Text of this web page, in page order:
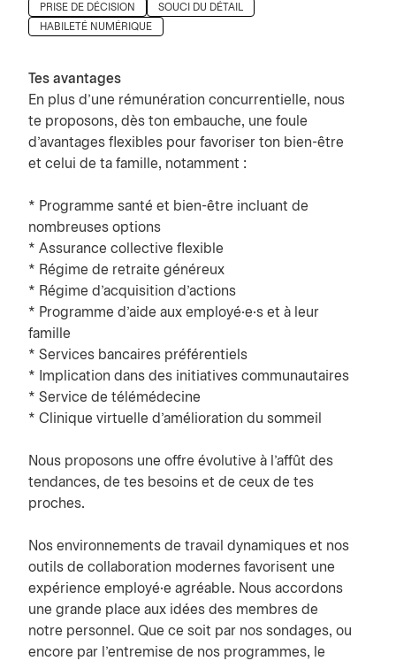
PRISE DE DÉCISION
SOUCI DU DÉTAIL
HABILETÉ NUMÉRIQUE
Tes avantages
En plus d’une rémunération concurrentielle, nous
te proposons, dès ton embauche, une foule
d’avantages flexibles pour favoriser ton bien-être
et celui de ta famille, notamment :
* Programme santé et bien-être incluant de
nombreuses options
* Assurance collective flexible
* Régime de retraite généreux
* Régime d’acquisition d’actions
* Programme d’aide aux employé·e·s et à leur
famille
* Services bancaires préférentiels
* Implication dans des initiatives communautaires
* Service de télémédecine
* Clinique virtuelle d’amélioration du sommeil
Nous proposons une offre évolutive à l’affût des
tendances, de tes besoins et de ceux de tes
proches.
Nos environnements de travail dynamiques et nos
outils de collaboration modernes favorisent une
expérience employé·e agréable. Nous accordons
une grande place aux idées des membres de
notre personnel. Que ce soit par nos sondages, ou
encore par l’entremise de nos programmes, le